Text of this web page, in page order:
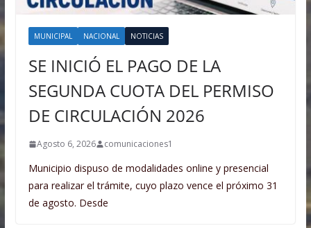
MUNICIPAL NACIONAL NOTICIAS
SE INICIÓ EL PAGO DE LA
SEGUNDA CUOTA DEL PERMISO
DE CIRCULACIÓN 2026
Agosto 6, 2026 comunicaciones1
Municipio dispuso de modalidades online y presencial
para realizar el trámite, cuyo plazo vence el próximo 31
de agosto. Desde